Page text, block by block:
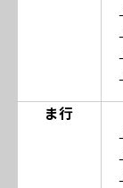
ま行